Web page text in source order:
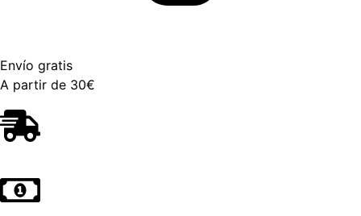
Envío gratis
A partir de 30€